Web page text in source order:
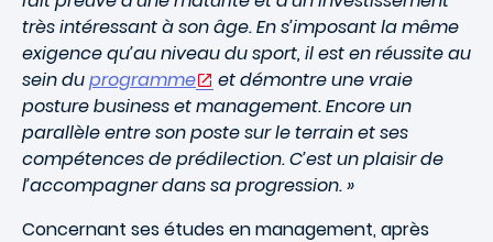
très intéressant à son âge. En s’imposant la même
exigence qu’au niveau du sport, il est en réussite au
sein duprogramme
et démontre une vraie
posture business et management. Encore un
parallèle entre son poste sur le terrain et ses
compétences de prédilection. C’est un plaisir de
l’accompagner dans sa progression. »
Concernant ses études en management, après